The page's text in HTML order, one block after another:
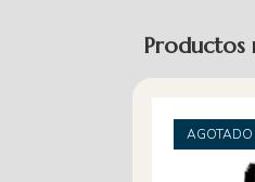
Productos
AGOTADO